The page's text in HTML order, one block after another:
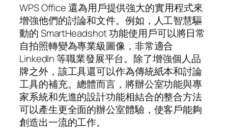
WPS Office 還為用戶提供強大的實用程式來
增強他們的討論和文件。例如，人工智慧驅
動的 SmartHeadshot 功能使用戶可以將日常
自拍照轉變為專業級圖像，非常適合
LinkedIn 等職業發展平台。除了增強個人品
牌之外，該工具還可以作為傳統紙本和討論
工具的補充。總體而言，將辦公室功能與專
家系統和先進的設計功能相結合的整合方法
可以產生更全面的辦公室體驗，使客戶能夠
創造出一流的工作。